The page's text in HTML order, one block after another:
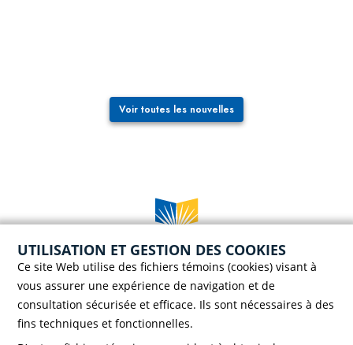
Voir toutes les nouvelles
Case postale 786, 56 rue Saint-Henri
Rivière-du-Loup (Québec) G5R 3Z5
Téléphone :
418 862-8257
Télécopieur :418 862-8495
UTILISATION ET GESTION DES COOKIES
Ce site Web utilise des fichiers témoins (cookies) visant à
vous assurer une expérience de navigation et de
consultation sécurisée et efficace. Ils sont nécessaires à des
fins techniques et fonctionnelles.